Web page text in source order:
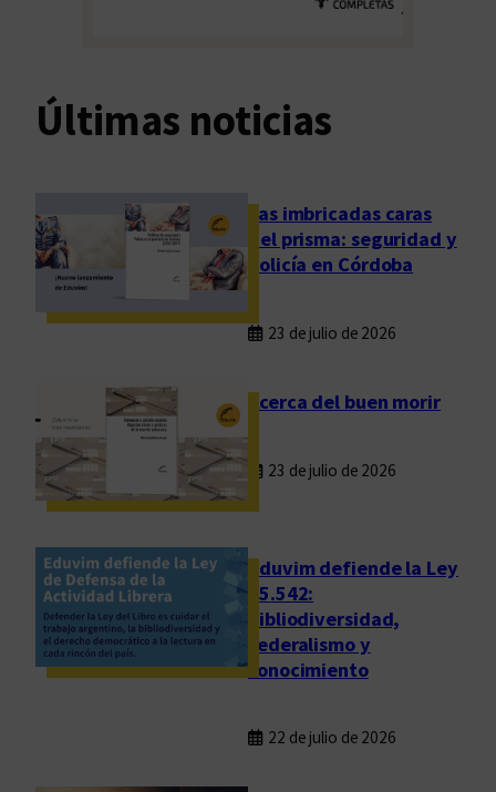
Últimas noticias
Las imbricadas caras
del prisma: seguridad y
policía en Córdoba
23 de julio de 2026
Acerca del buen morir
23 de julio de 2026
Eduvim defiende la Ley
25.542:
bibliodiversidad,
federalismo y
conocimiento
22 de julio de 2026